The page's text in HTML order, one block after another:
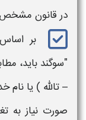
در قانون
"سوگند باید،
– تالله ) یا نام
صورت نیاز به